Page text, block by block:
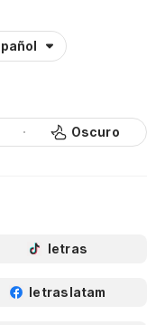
Oscuro
letras
letraslatam